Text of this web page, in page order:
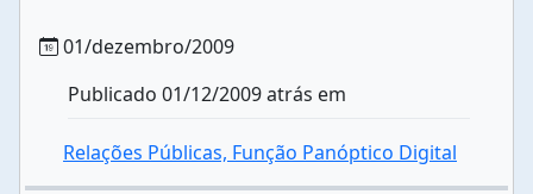
01/dezembro/2009
Publicado 01/12/2009 atrás em
Relações Públicas, Função Panóptico Digital